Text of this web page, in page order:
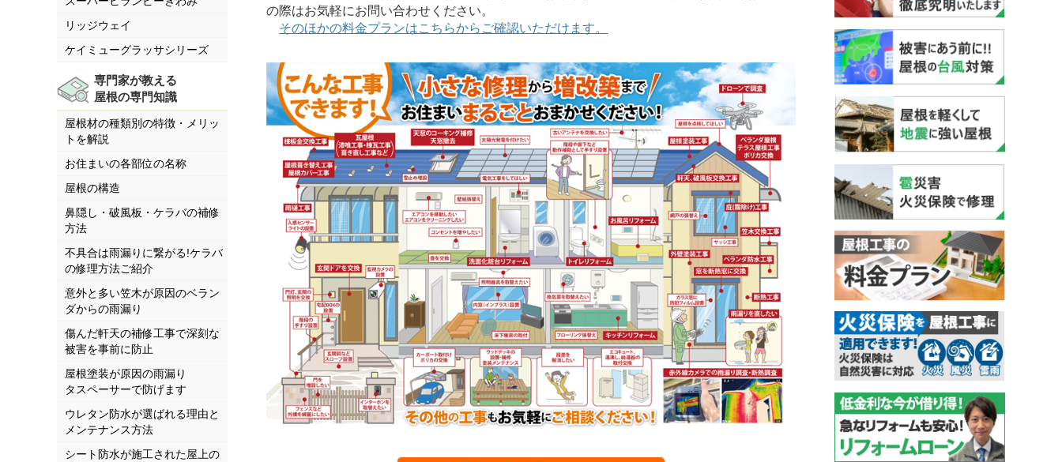
リッジウェイ
ケイミューグラッサシリーズ
専門家が教える
屋根の専門知識
屋根材の種類別の特徴・メリッ
トを解説
お住まいの各部位の名称
屋根の構造
鼻隠し・破風板・ケラバの補修
方法
不具合は雨漏りに繋がる!ケラバ
の修理方法ご紹介
意外と多い笠木が原因のベラン
ダからの雨漏り
傷んだ軒天の補修工事で深刻な
被害を事前に防止
屋根塗装が原因の雨漏り
タスペーサーで防げます
ウレタン防水が選ばれる理由と
メンテナンス方法
シート防水が施工された屋上の
の際はお気軽にお問い合わせください。
そのほかの料金プランはこちらからご確認いただけます。